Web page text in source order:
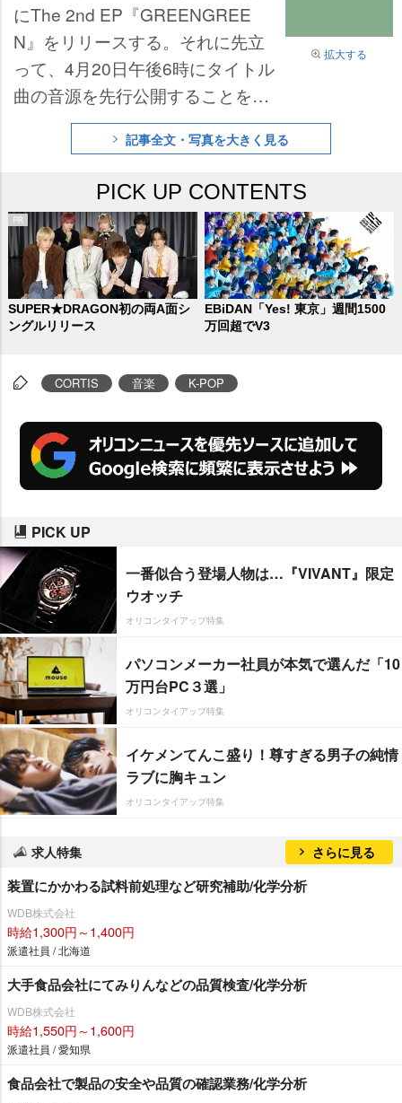
拡大する
にThe 2nd EP『GREENGREE
N』をリリースする。それに先立
って、4月20日午後6時にタイトル
曲の音源を先行公開することを発
表した。
記事全文・写真を大きく見る
PICK UP CONTENTS
SUPER★DRAGON初の両A面シ
ングルリリース
EBiDAN「Yes! 東京」週間1500
万回超でV3
CORTIS 音楽 K-POP
PICK UP
一番似合う登場人物は…『VIVANT』限定
ウオッチ
オリコンタイアップ特集
パソコンメーカー社員が本気で選んだ「10
万円台PC３選」
オリコンタイアップ特集
イケメンてんこ盛り！尊すぎる男子の純情
ラブに胸キュン
オリコンタイアップ特集
求人特集 さらに見る
装置にかかわる試料前処理など研究補助/化学分析
WDB株式会社
時給1,300円～1,400円
派遣社員 / 北海道
大手食品会社にてみりんなどの品質検査/化学分析
WDB株式会社
時給1,550円～1,600円
派遣社員 / 愛知県
食品会社で製品の安全や品質の確認業務/化学分析